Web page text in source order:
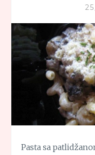
Pasta sa